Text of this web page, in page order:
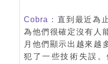
Cobra： 直到最近為
為他們很確定沒有人
月他們顯示出越來越
犯了一些技術失誤